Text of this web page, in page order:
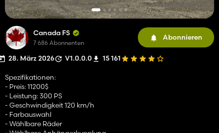
Canada FS
7 686 Abonnenten
Abonnieren
28. März 2026 V1.0.0.0 15 161
Spezifikationen:
- Preis: 11200$
- Leistung: 300 PS
- Geschwindigkeit 120 km/h
- Farbauswahl
- Wählbare Räder